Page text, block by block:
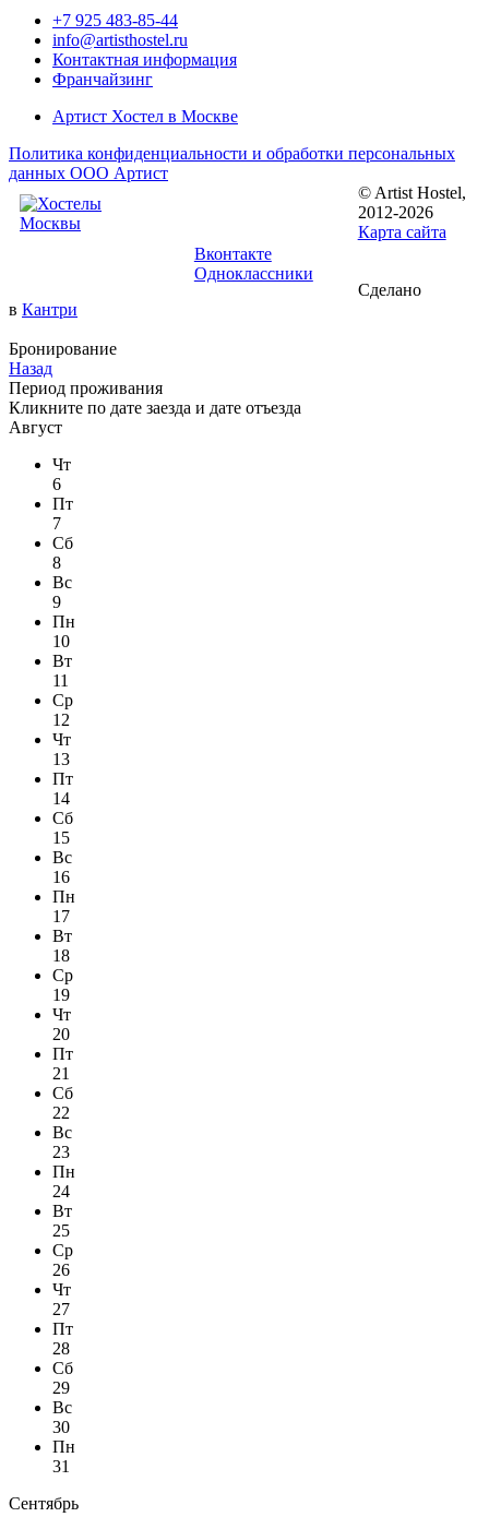
+7 925 483-85-44
info@artisthostel.ru
Контактная информация
Франчайзинг
Артист Хостел в Москве
Политика конфиденциальности и обработки персональных
данных ООО Артист
Вконтакте
Одноклассники
© Artist Hostel,
2012-2026
Карта сайта
Сделано
в Кантри
Бронирование
Назад
Период проживания
Кликните по дате заезда и дате отъезда
Август
Чт
6
Пт
7
Сб
8
Вс
9
Пн
10
Вт
11
Ср
12
Чт
13
Пт
14
Сб
15
Вс
16
Пн
17
Вт
18
Ср
19
Чт
20
Пт
21
Сб
22
Вс
23
Пн
24
Вт
25
Ср
26
Чт
27
Пт
28
Сб
29
Вс
30
Пн
31
Сентябрь